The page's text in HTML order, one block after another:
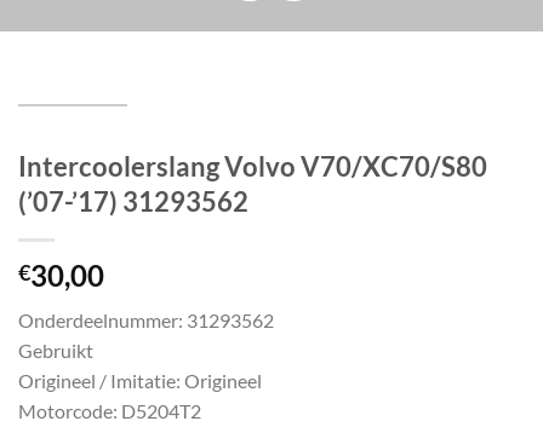
Intercoolerslang Volvo V70/XC70/S80
(’07-’17) 31293562
€30,00
Onderdeelnummer: 31293562
Gebruikt
Origineel / Imitatie: Origineel
Motorcode: D5204T2